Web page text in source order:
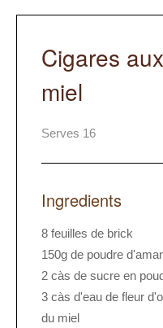
Cigares
miel
Serves 16
Ingredients
8 feuilles de brick
150g de poudre
2 càs de sucre en
3 càs d'eau de fleur
du miel